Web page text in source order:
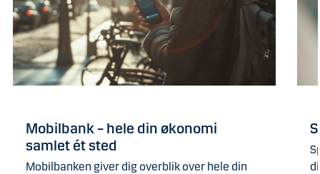
Mobilbank – hele din økonomi
samlet ét sted
Mobilbanken giver dig overblik over hele din